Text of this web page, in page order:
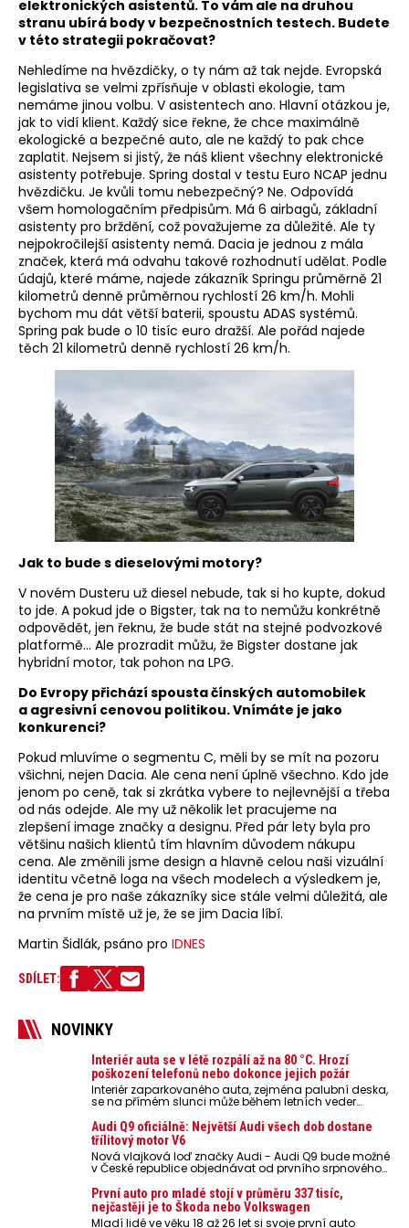
elektronických asistentů. To vám ale na druhou
stranu ubírá body v bezpečnostních testech. Budete
v této strategii pokračovat?
Nehledíme na hvězdičky, o ty nám až tak nejde. Evropská
legislativa se velmi zpřísňuje v oblasti ekologie, tam
nemáme jinou volbu. V asistentech ano. Hlavní otázkou je,
jak to vidí klient. Každý sice řekne, že chce maximálně
ekologické a bezpečné auto, ale ne každý to pak chce
zaplatit. Nejsem si jistý, že náš klient všechny elektronické
asistenty potřebuje. Spring dostal v testu Euro NCAP jednu
hvězdičku. Je kvůli tomu nebezpečný? Ne. Odpovídá
všem homologačním předpisům. Má 6 airbagů, základní
asistenty pro brždění, což považujeme za důležité. Ale ty
nejpokročilejší asistenty nemá. Dacia je jednou z mála
značek, která má odvahu takové rozhodnutí udělat. Podle
údajů, které máme, najede zákazník Springu průměrně 21
kilometrů denně průměrnou rychlostí 26 km/h. Mohli
bychom mu dát větší baterii, spoustu ADAS systémů.
Spring pak bude o 10 tisíc euro dražší. Ale pořád najede
těch 21 kilometrů denně rychlostí 26 km/h.
Jak to bude s dieselovými motory?
V novém Dusteru už diesel nebude, tak si ho kupte, dokud
to jde. A pokud jde o Bigster, tak na to nemůžu konkrétně
odpovědět, jen řeknu, že bude stát na stejné podvozkové
platformě… Ale prozradit můžu, že Bigster dostane jak
hybridní motor, tak pohon na LPG.
Do Evropy přichází spousta čínských automobilek
a agresivní cenovou politikou. Vnímáte je jako
konkurenci?
Pokud mluvíme o segmentu C, měli by se mít na pozoru
všichni, nejen Dacia. Ale cena není úplně všechno. Kdo jde
jenom po ceně, tak si zkrátka vybere to nejlevnější a třeba
od nás odejde. Ale my už několik let pracujeme na
zlepšení image značky a designu. Před pár lety byla pro
většinu našich klientů tím hlavním důvodem nákupu
cena. Ale změnili jsme design a hlavně celou naši vizuální
identitu včetně loga na všech modelech a výsledkem je,
že cena je pro naše zákazníky sice stále velmi důležitá, ale
na prvním místě už je, že se jim Dacia líbí.
Martin Šidlák, psáno pro IDNES
SDÍLET:
NOVINKY
Interiér auta se v létě rozpálí až na 80 °C. Hrozí
poškození telefonů nebo dokonce jejich požár
Interiér zaparkovaného auta, zejména palubní deska,
se na přímém slunci může během letních veder
nebezpečí pro odložené mobilní telefony, powerbanky
nebo notebooky. Můžou urychlit stárnutí baterií,
poškodit elektroniku a ve výjimečných případech i
zvýšit riziko požáru.
Audi Q9 oficiálně: Největší Audi všech dob dostane
třílitový motor V6
Nová vlajková loď značky Audi - Audi Q9 bude možné
v České republice objednávat od prvního srpnového
První auto pro mladé stojí v průměru 337 tisíc,
nejčastěji je to Škoda nebo Volkswagen
Mladí lidé ve věku 18 až 26 let si svoje první auto